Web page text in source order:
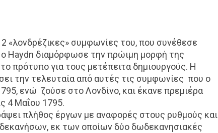
«λονδρέζικες» συμφωνίες του, που συνέθεσε
ο Haydn διαμόρφωσε την πρώιμη μορφή της
πρότυπο για τους μετέπειτα δημιουργούς. Η
την τελευταία από αυτές τις συμφωνίες που ο
ενώ ζούσε στο Λονδίνο, και έκανε πρεμιέρα
4 Μαΐου 1795.
πλήθος έργων με αναφορές στους ρυθμούς και
εκ των οποίων δύο δωδεκανησιακές